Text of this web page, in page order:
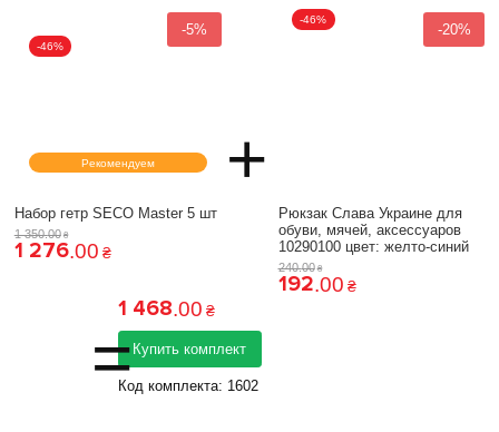
-5%
Рекомендуем
-46%
+
Набор гетр SECO Master 5 шт
1 350.00 ₴
1 276.00 ₴
-20%
-46%
Рюкзак Слава Украине для
обуви, мячей, аксессуаров
10290100 цвет: желто-синий
240.00 ₴
192.00 ₴
=
1 468.00 ₴
Купить комплект
Код комплекта: 1602